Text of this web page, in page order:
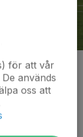
för att vår
används
oss att